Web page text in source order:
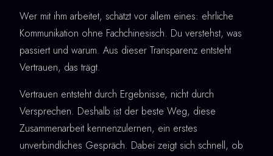
Wer mit ihm arbeitet, schätzt vor allem eines: ehrliche
Kommunikation ohne Fachchinesisch. Du verstehst, was
passiert und warum. Aus dieser Transparenz entsteht
Vertrauen, das trägt.
Vertrauen entsteht durch Ergebnisse, nicht durch
Versprechen. Deshalb ist der beste Weg, diese
Zusammenarbeit kennenzulernen, ein erstes
unverbindliches Gespräch. Dabei zeigt sich schnell, ob